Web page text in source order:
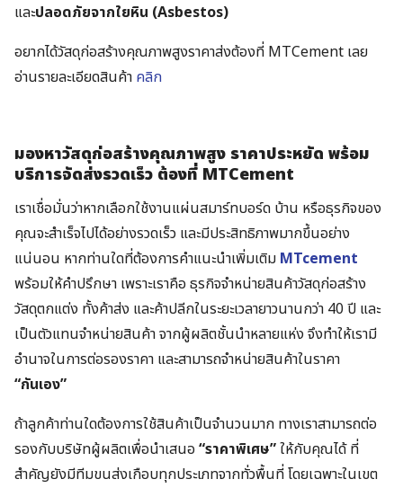
และปลอดภัยจากใยหิน (Asbestos)
อยากได้วัสดุก่อสร้างคุณภาพสูงราคาส่งต้องที่ MTCement เลย
อ่านรายละเอียดสินค้า คลิก
มองหาวัสดุก่อสร้างคุณภาพสูง ราคาประหยัด พร้อม
บริการจัดส่งรวดเร็ว ต้องที่ MTCement
เราเชื่อมั่นว่าหากเลือกใช้งานแผ่นสมาร์ทบอร์ด บ้าน หรือธุรกิจของ
คุณจะสำเร็จไปได้อย่างรวดเร็ว และมีประสิทธิภาพมากขึ้นอย่าง
แน่นอน หากท่านใดที่ต้องการคำแนะนำเพิ่มเติม MTcement
พร้อมให้คำปรึกษา เพราะเราคือ ธุรกิจจำหน่ายสินค้าวัสดุก่อสร้าง
วัสดุตกแต่ง ทั้งค้าส่ง และค้าปลีกในระยะเวลายาวนานกว่า 40 ปี และ
เป็นตัวแทนจำหน่ายสินค้า จากผู้ผลิตชั้นนำหลายแห่ง จึงทำให้เรามี
อำนาจในการต่อรองราคา และสามารถจำหน่ายสินค้าในราคา
“กันเอง”
ถ้าลูกค้าท่านใดต้องการใช้สินค้าเป็นจำนวนมาก ทางเราสามารถต่อ
รองกับบริษัทผู้ผลิตเพื่อนำเสนอ “ราคาพิเศษ”ให้กับคุณได้ ที่
สำคัญยังมีทีมขนส่งเกือบทุกประเภทจากทั่วพื้นที่ โดยเฉพาะในเขต